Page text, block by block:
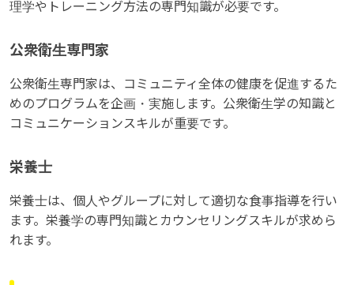
理学やトレーニング方法の専門知識が必要です。
公衆衛生専門家
公衆衛生専門家は、コミュニティ全体の健康を促進するた
めのプログラムを企画・実施します。公衆衛生学の知識と
コミュニケーションスキルが重要です。
栄養士
栄養士は、個人やグループに対して適切な食事指導を行い
ます。栄養学の専門知識とカウンセリングスキルが求めら
れます。